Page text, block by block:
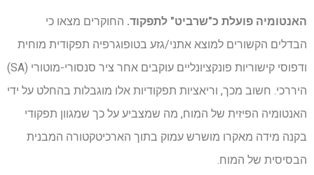
האנטומיה פועלת כ"שרביט" לתפקוד. החוקרים מצאו כי
הבדלים הקשורים למוצא אתני/גזע בטופוגרפיה תפקודית מוחית
ודפוסי קישוריות פונקציונליים עוקבים אחר ציר סנסורי-מוטורי (SA)
היררכי. חשוב מכך, וריאציות תפקודיות אלו מוגבלות בהחלט על ידי
האנטומיה הפיזית של המוח, מה שמצביע על כך שמגוון תפקודי
בקנה מידה מאקרו מושרש עמוק בתוך הארכיטקטורה המבנית
הבסיסית של המוח.